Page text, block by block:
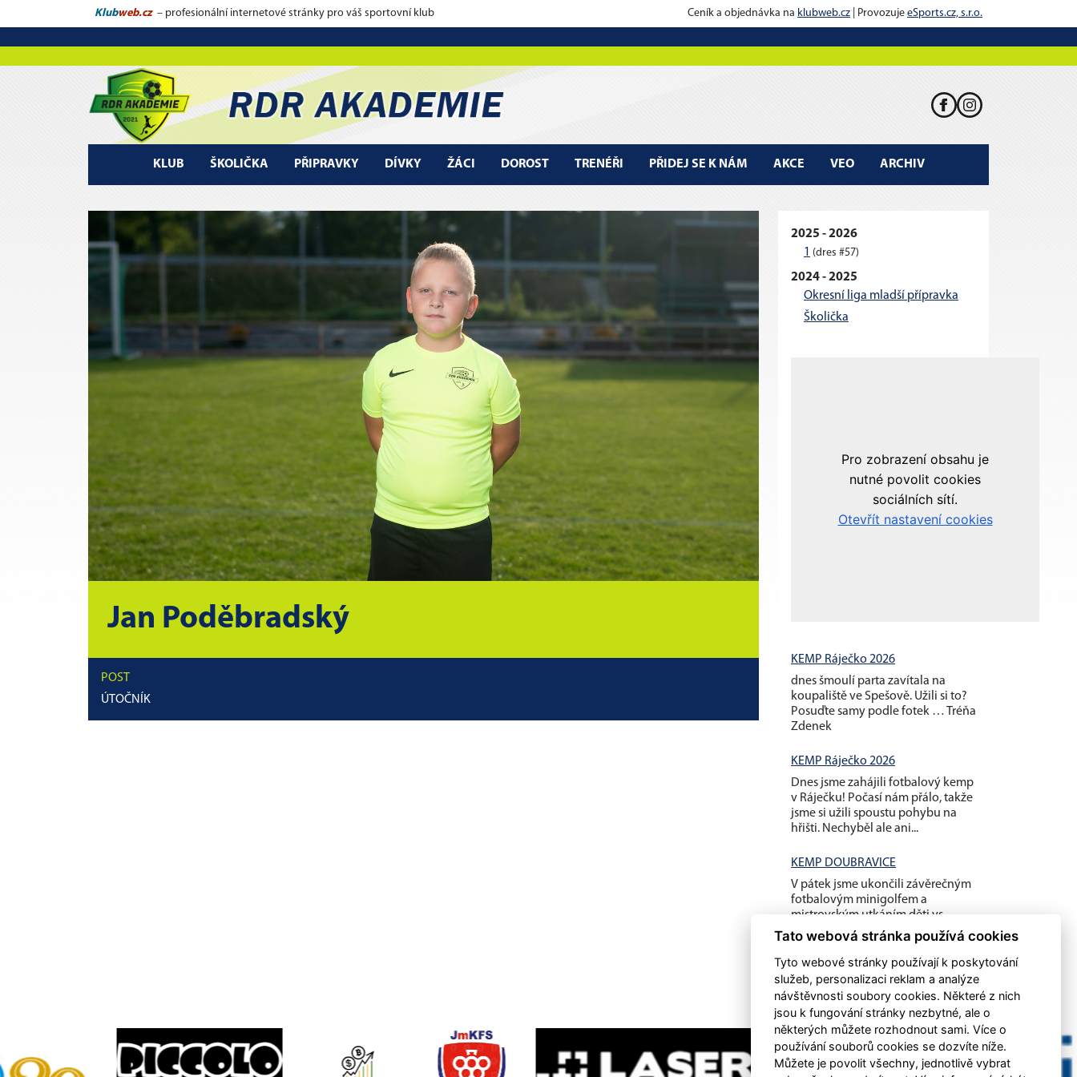
Klubweb.cz – profesionální internetové stránky pro váš sportovní klub Ceník a objednávka na klubweb.cz | Provozuje eSports.cz, s.r.o.
KLUB ŠKOLIČKA PŘIPRAVKY DÍVKY ŽÁCI DOROST TRENÉŘI PŘIDEJ SE K NÁM AKCE VEO ARCHIV
Jan Poděbradský
POST
ÚTOČNÍK
2025 - 2026
1 (dres #57)
2024 - 2025
Okresní liga mladší přípravka
Školička
KEMP Ráječko 2026
dnes šmoulí parta zavítala na
koupaliště ve Spešově. Užili si to?
Posuďte samy podle fotek … Tréňa
Zdenek
KEMP Ráječko 2026
Dnes jsme zahájili fotbalový kemp
v Ráječku! Počasí nám přálo, takže
jsme si užili spoustu pohybu na
hřišti. Nechyběl ale ani...
KEMP DOUBRAVICE
V pátek jsme ukončili závěrečným
fotbalovým minigolfem a
mistrovským utkáním děti vs
rodiče náš letošní první kemp...
Tato webová stránka používá cookies
Tyto webové stránky používají k poskytování
služeb, personalizaci reklam a analýze
návštěvnosti soubory cookies. Některé z nich
jsou k fungování stránky nezbytné, ale o
některých můžete rozhodnout sami. Více o
používání souborů cookies se dozvíte níže.
Můžete je povolit všechny, jednotlivě vybrat